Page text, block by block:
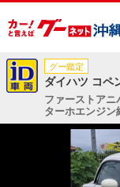
グー鑑定
ダイハツ コペ
ファーストア
ターホエンジン